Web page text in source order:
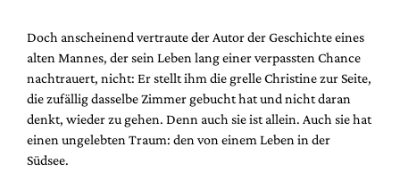
Doch anscheinend vertraute der Autor der Geschichte eines
alten Mannes, der sein Leben lang einer verpassten Chance
nachtrauert, nicht: Er stellt ihm die grelle Christine zur Seite,
die zufällig dasselbe Zimmer gebucht hat und nicht daran
denkt, wieder zu gehen. Denn auch sie ist allein. Auch sie hat
einen ungelebten Traum: den von einem Leben in der
Südsee.